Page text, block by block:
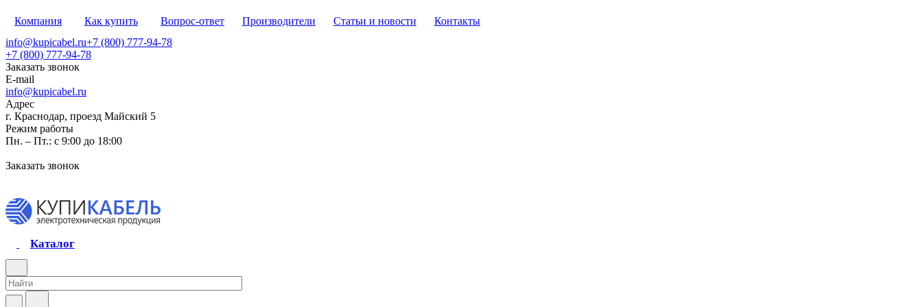
Компания Как купить Вопрос-ответ Производители Статьи и новости
Контакты
info@kupicabel.ru+7 (800) 777-94-78
+7 (800) 777-94-78
Заказать звонок
E-mail
info@kupicabel.ru
Адрес
г. Краснодар, проезд Майский 5
Режим работы
Пн. – Пт.: с 9:00 до 18:00
Заказать звонок
Каталог